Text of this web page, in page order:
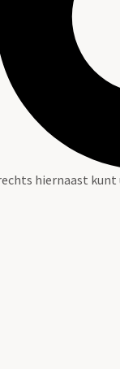
hiernaast